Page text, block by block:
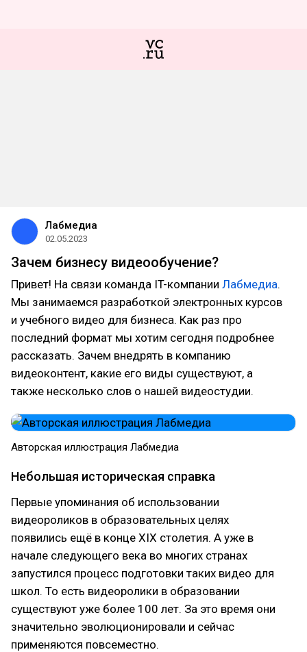
Лабмедиа
02.05.2023
Зачем бизнесу видеообучение?
Привет! На связи команда IT-компании Лабмедиа.
Мы занимаемся разработкой электронных курсов
и учебного видео для бизнеса. Как раз про
последний формат мы хотим сегодня подробнее
рассказать. Зачем внедрять в компанию
видеоконтент, какие его виды существуют, а
также несколько слов о нашей видеостудии.
Авторская иллюстрация Лабмедиа
Небольшая историческая справка
Первые упоминания об использовании
видеороликов в образовательных целях
появились ещё в конце XIX столетия. А уже в
начале следующего века во многих странах
запустился процесс подготовки таких видео для
школ. То есть видеоролики в образовании
существуют уже более 100 лет. За это время они
значительно эволюционировали и сейчас
применяются повсеместно.